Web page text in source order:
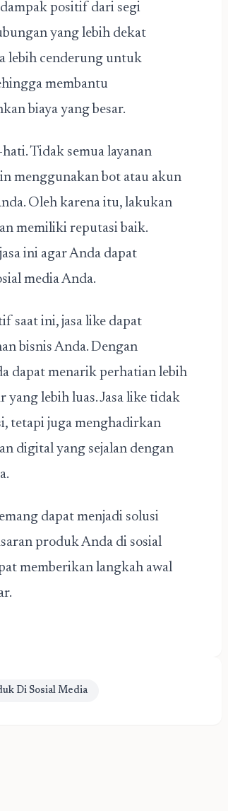
positif dari segi
yang lebih dekat
lebih cenderung untuk
membantu
biaya yang besar.
Tidak semua layanan
menggunakan bot atau akun
Oleh karena itu, lakukan
memiliki reputasi baik.
ini agar Anda dapat
media Anda.
saat ini, jasa like dapat
bisnis Anda. Dengan
dapat menarik perhatian lebih
yang lebih luas. Jasa like tidak
tetapi juga menghadirkan
digital yang sejalan dengan
dapat menjadi solusi
produk Anda di sosial
memberikan langkah awal
Di Sosial Media